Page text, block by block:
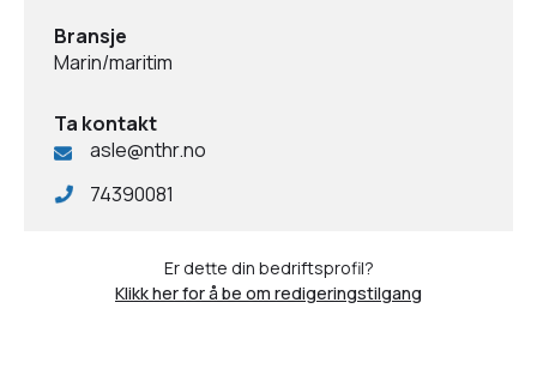
Bransje
Marin/maritim
Ta kontakt
asle@nthr.no
74390081
Er dette din bedriftsprofil?
Klikk her for å be om redigeringstilgang